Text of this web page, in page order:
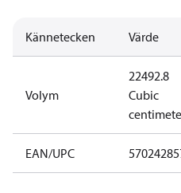
Kännetecken Värde
Volym
22492.8
Cubic
EAN/UPC